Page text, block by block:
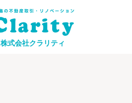
株式会社クラリティ